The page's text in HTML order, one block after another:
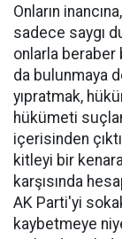
Onların
sadece saygı
onlarla beraber
da bulunmaya
yıpratmak,
hükümeti
içerisinden
kitleyi bir
karşısında
AK Parti'yi
kaybetmeye